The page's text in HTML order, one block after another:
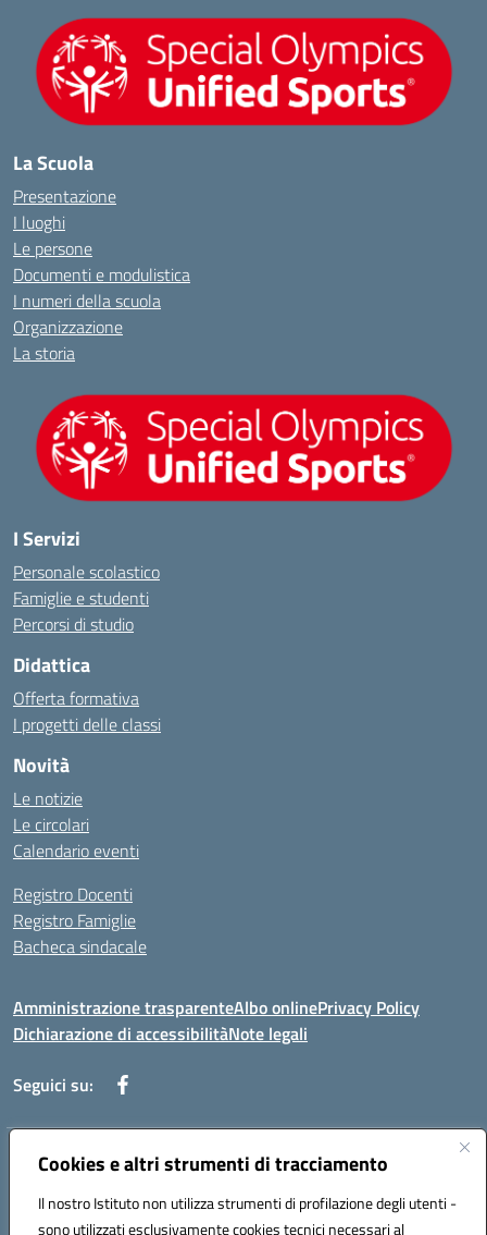
Cookies e altri strumenti di tracciamento
Il nostro Istituto non utilizza strumenti di profilazione degli utenti -
sono utilizzati esclusivamente cookies tecnici necessari al
La Scuola
Presentazione
I luoghi
Le persone
Documenti e modulistica
I numeri della scuola
Organizzazione
La storia
I Servizi
Personale scolastico
Famiglie e studenti
Percorsi di studio
Didattica
Offerta formativa
I progetti delle classi
Novità
Le notizie
Le circolari
Calendario eventi
Registro Docenti
Registro Famiglie
Bacheca sindacale
Amministrazione trasparenteAlbo onlinePrivacy Policy
Dichiarazione di accessibilitàNote legali
Seguici su:
Indirizzo:Via di Valle Zampea 2, 00036 Palestrina
Posta elettronica certificata (PEC):rmic8dr00r@pec.istruzione.it